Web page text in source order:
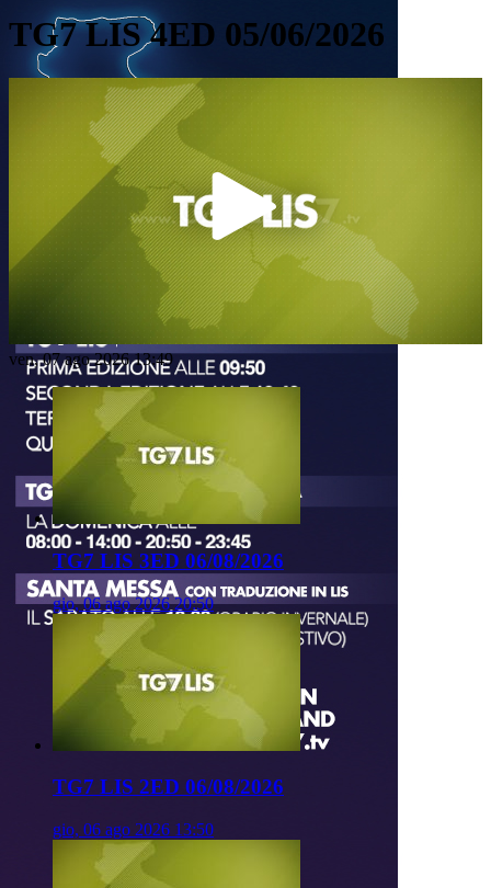
TG7 LIS 4ED 05/06/2026
Play
Video
ven, 07 ago 2026 13:49
TG7 LIS 3ED 06/08/2026
gio, 06 ago 2026 20:50
TG7 LIS 2ED 06/08/2026
gio, 06 ago 2026 13:50